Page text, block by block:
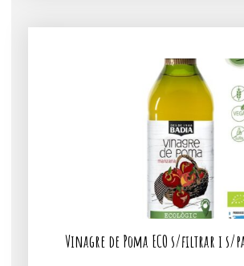
Vinagre de Poma ECO s/filtrar i s/